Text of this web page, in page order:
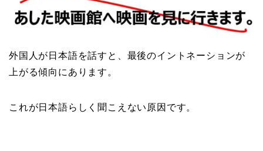
外国人が日本語を話すと、最後のイントネーションが
上がる傾向にあります。
これが日本語らしく聞こえない原因です。